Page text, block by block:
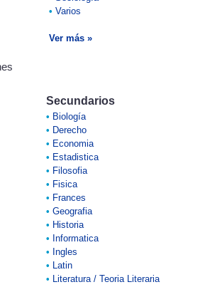
• Varios
Ver más »
Secundarios
• Biología
• Derecho
• Economia
• Estadistica
• Filosofia
• Fisica
• Frances
• Geografia
• Historia
• Informatica
• Ingles
• Latin
• Literatura / Teoria Literaria